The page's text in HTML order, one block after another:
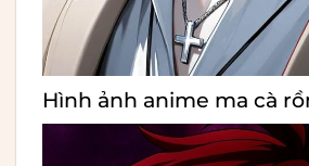
Hình ảnh anime ma cà